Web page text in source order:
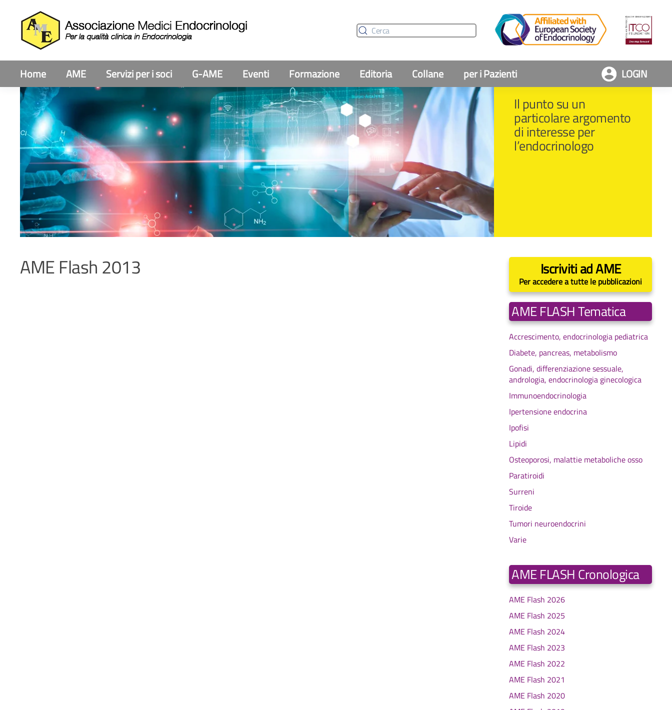
Home AME Servizi per i soci G-AME Eventi Formazione Editoria Collane per i Pazienti LOGIN
Il punto su un
particolare argomento
di interesse per
l’endocrinologo
AME Flash 2013 Iscriviti ad AME
Per accedere a tutte le pubblicazioni
AME FLASH Tematica
Accrescimento, endocrinologia pediatrica
Diabete, pancreas, metabolismo
Gonadi, differenziazione sessuale,
andrologia, endocrinologia ginecologica
Immunoendocrinologia
Ipertensione endocrina
Ipofisi
Lipidi
Osteoporosi, malattie metaboliche osso
Paratiroidi
Surreni
Tiroide
Tumori neuroendocrini
Varie
AME FLASH Cronologica
AME Flash 2026
AME Flash 2025
AME Flash 2024
AME Flash 2023
AME Flash 2022
AME Flash 2021
AME Flash 2020